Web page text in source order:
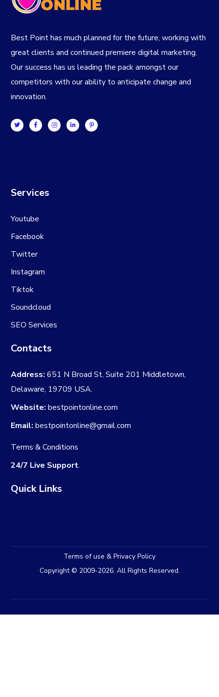
Best Point has much planned for the future, working with
great clients and continued premiere digital marketing.
Our success has us leading the pack amongst our
competitors with our ability to anticipate change and
innovation.
Services
Youtube
Facebook
Twitter
Instagram
Tiktok
Soundcloud
SEO Services
Contacts
Address: 651 N Broad St, Suite 201 Middletown,
Delaware, 19709 USA.
Website: bestpointonline.com
Email: bestpointonline@gmail.com
Terms & Conditions
24/7 Live Support.
Quick Links
Terms of use & Privacy Policy
Copyright © 2009-2026. All Rights Reserved.